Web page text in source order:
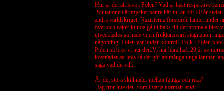
Hur är det att leva i Polen? Vad är bäst respektive
-Situationen är mycket bättre här nu än för 20 år
andra världskriget. Nazisterna förstörde landet under
över och saker kunde gå tillbaks till det nromala blev
utvecklades så hade vi en fruktansvärd stagnation:
någonting. Polen var under kontroll. Folk i Polen blev
Polen så bröt vi ner den.Vi har bara haft 20 år av
kostnader att leva så det gör att många unga lämnar
säga vad du vill.
Är det stora skillnader mellan fattiga och rika?
-Jag tror inte det. Som i varje normalt land.